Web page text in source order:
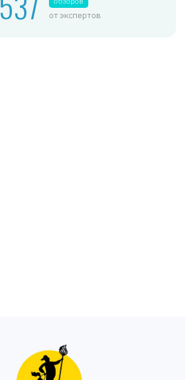
от экспертов